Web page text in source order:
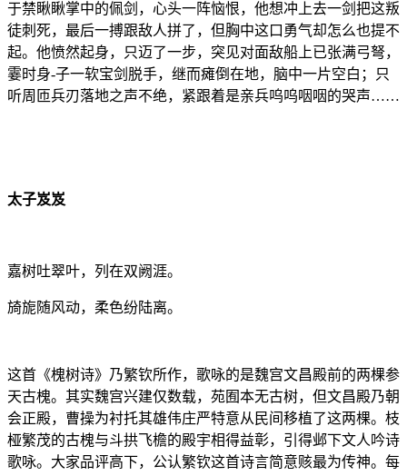
于禁瞅瞅掌中的佩剑，心头一阵恼恨，他想冲上去一剑把这叛
徒刺死，最后一搏跟敌人拼了，但胸中这口勇气却怎么也提不
起。他愤然起身，只迈了一步，突见对面敌船上已张满弓弩，
霎时身-子一软宝剑脱手，继而瘫倒在地，脑中一片空白；只
听周匝兵刃落地之声不绝，紧跟着是亲兵呜呜咽咽的哭声……
太子岌岌
嘉树吐翠叶，列在双阙涯。
旑旎随风动，柔色纷陆离。
这首《槐树诗》乃繁钦所作，歌咏的是魏宫文昌殿前的两棵参
天古槐。其实魏宫兴建仅数载，苑囿本无古树，但文昌殿乃朝
会正殿，曹操为衬托其雄伟庄严特意从民间移植了这两棵。枝
桠繁茂的古槐与斗拱飞檐的殿宇相得益彰，引得邺下文人吟诗
歌咏。大家品评高下，公认繁钦这首诗言简意赅最为传神。每